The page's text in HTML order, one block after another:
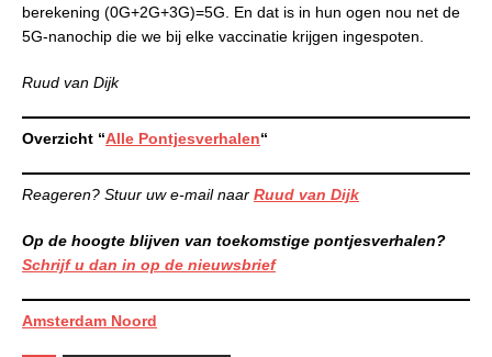
berekening (0G+2G+3G)=5G. En dat is in hun ogen nou net de
5G-nanochip die we bij elke vaccinatie krijgen ingespoten.
Ruud van Dijk
Overzicht “Alle Pontjesverhalen“
Reageren? Stuur uw e-mail naar Ruud van Dijk
Op de hoogte blijven van toekomstige pontjesverhalen?
Schrijf u dan in op de nieuwsbrief
Amsterdam Noord